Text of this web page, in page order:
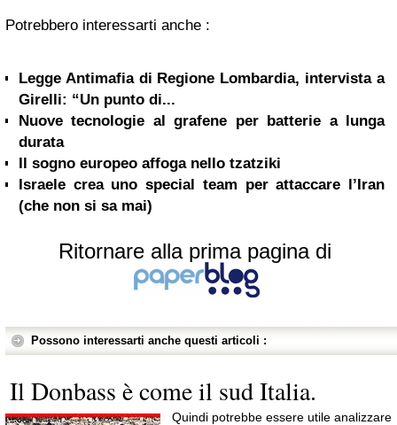
Potrebbero interessarti anche :
Legge Antimafia di Regione Lombardia, intervista a
Girelli: “Un punto di...
Nuove tecnologie al grafene per batterie a lunga
durata
Il sogno europeo affoga nello tzatziki
Israele crea uno special team per attaccare l’Iran
(che non si sa mai)
Ritornare alla prima pagina di
Possono interessarti anche questi articoli :
Il Donbass è come il sud Italia.
Quindi potrebbe essere utile analizzare